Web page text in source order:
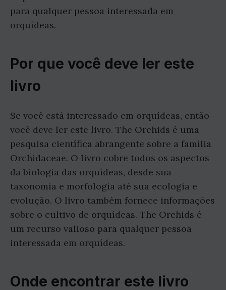
para qualquer pessoa interessada em
orquídeas.
Por que você deve ler este
livro
Se você está interessado em orquídeas, então
você deve ler este livro. The Orchids é uma
pesquisa científica abrangente sobre a família
Orchidaceae. O livro cobre todos os aspectos
da biologia das orquídeas, desde sua
taxonomia e morfologia até sua ecologia e
evolução. O livro também fornece informações
sobre o cultivo de orquídeas. The Orchids é
um recurso valioso para qualquer pessoa
interessada em orquídeas.
Onde encontrar este livro